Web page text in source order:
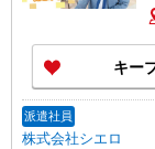
ィ
キー
派遣社員
株式会社シエロ